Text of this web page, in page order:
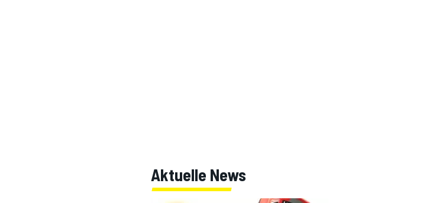
Aktuelle News